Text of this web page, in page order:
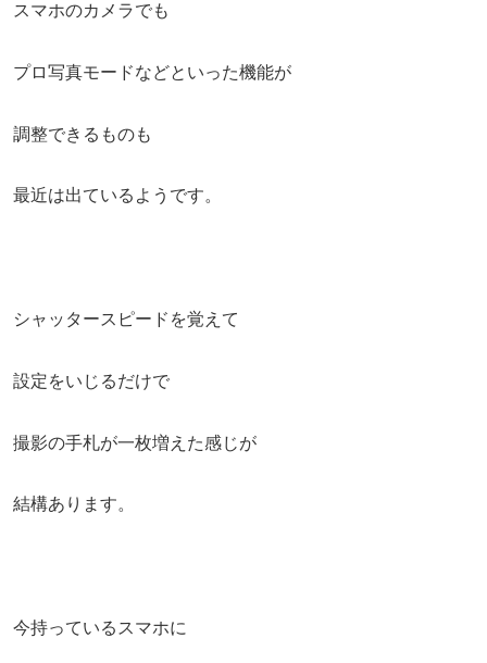
スマホのカメラでも
プロ写真モードなどといった機能が
調整できるものも
最近は出ているようです。
シャッタースピードを覚えて
設定をいじるだけで
撮影の手札が一枚増えた感じが
結構あります。
今持っているスマホに